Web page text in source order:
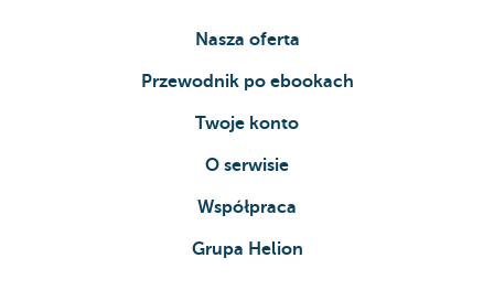
Nasza oferta
Przewodnik po ebookach
Twoje konto
O serwisie
Współpraca
Grupa Helion